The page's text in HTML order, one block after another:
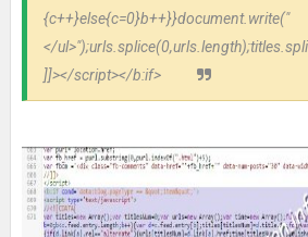
{c++}else{c=0}b++}}document.write("
</
]]></script></b:if>